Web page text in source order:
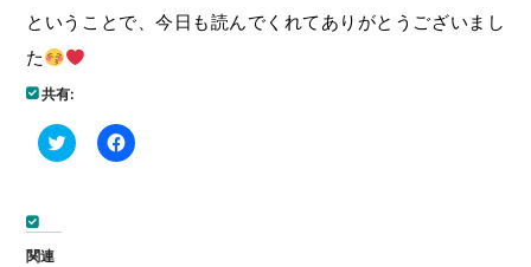
ということで、今日も読んでくれてありがとうございまし
た
共有:
ク
リ
Facebook
で
関連